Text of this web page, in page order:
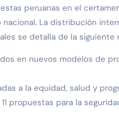
peruanas en el
La distribución
se detalla de la siguiente
en nuevos modelos de
a la equidad, salud y
11 propuestas para la